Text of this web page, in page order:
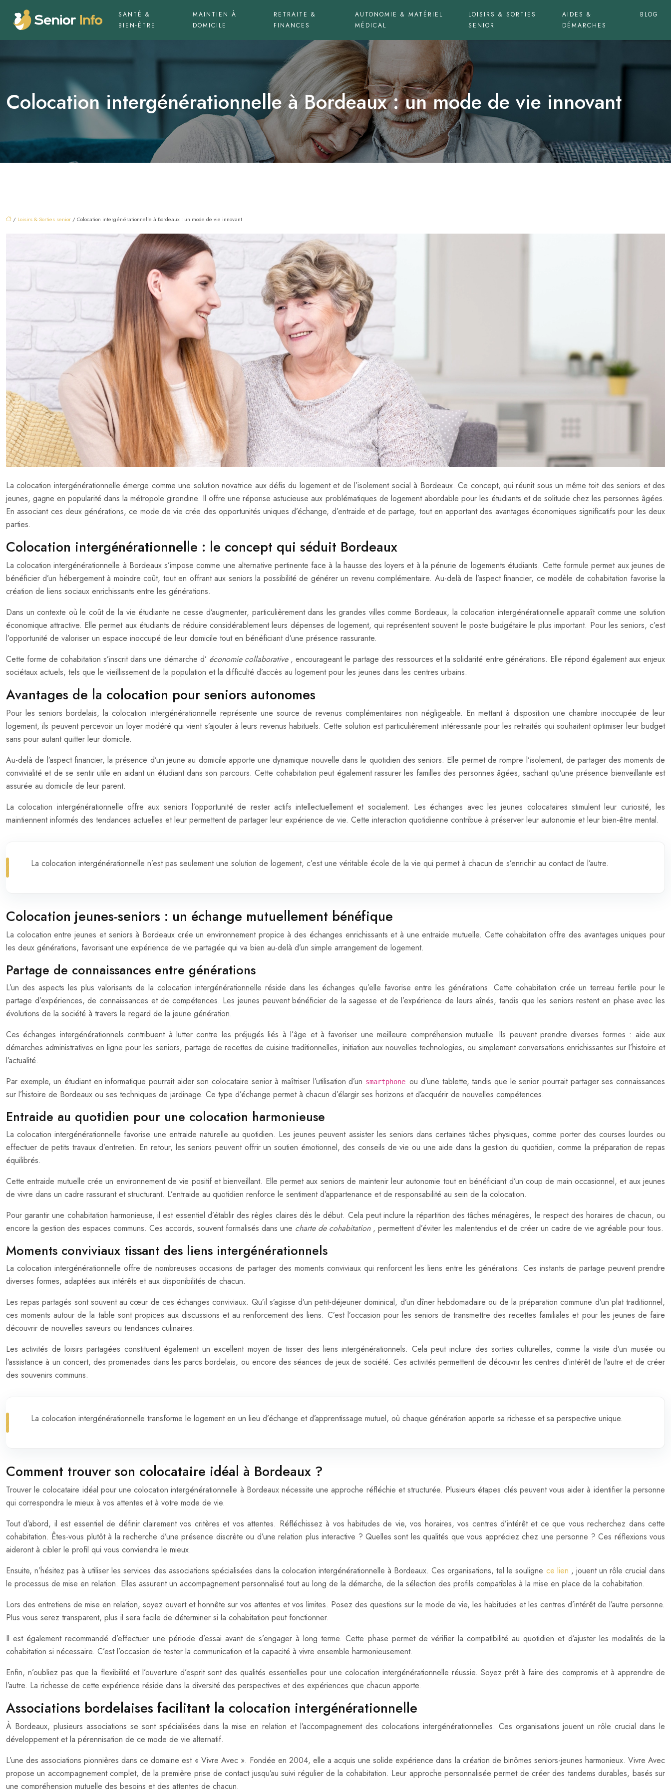
SANTÉ &
BIEN-ÊTRE
MAINTIEN À
DOMICILE
RETRAITE &
FINANCES
AUTONOMIE & MATÉRIEL
MÉDICAL
LOISIRS & SORTIES
SENIOR
AIDES &
DÉMARCHES
BLOG
Colocation intergénérationnelle à Bordeaux : un mode de vie innovant
/ Loisirs & Sorties senior / Colocation intergénérationnelle à Bordeaux : un mode de vie innovant
La colocation intergénérationnelle émerge comme une solution novatrice aux défis du logement et de l’isolement social à Bordeaux. Ce concept, qui réunit sous un même toit des seniors et des
jeunes, gagne en popularité dans la métropole girondine. Il offre une réponse astucieuse aux problématiques de logement abordable pour les étudiants et de solitude chez les personnes âgées.
En associant ces deux générations, ce mode de vie crée des opportunités uniques d’échange, d’entraide et de partage, tout en apportant des avantages économiques significatifs pour les deux
parties.
Colocation intergénérationnelle : le concept qui séduit Bordeaux
La colocation intergénérationnelle à Bordeaux s’impose comme une alternative pertinente face à la hausse des loyers et à la pénurie de logements étudiants. Cette formule permet aux jeunes de
bénéficier d’un hébergement à moindre coût, tout en offrant aux seniors la possibilité de générer un revenu complémentaire. Au-delà de l’aspect financier, ce modèle de cohabitation favorise la
création de liens sociaux enrichissants entre les générations.
Dans un contexte où le coût de la vie étudiante ne cesse d’augmenter, particulièrement dans les grandes villes comme Bordeaux, la colocation intergénérationnelle apparaît comme une solution
économique attractive. Elle permet aux étudiants de réduire considérablement leurs dépenses de logement, qui représentent souvent le poste budgétaire le plus important. Pour les seniors, c’est
l’opportunité de valoriser un espace inoccupé de leur domicile tout en bénéficiant d’une présence rassurante.
Cette forme de cohabitation s’inscrit dans une démarche d’ économie collaborative , encourageant le partage des ressources et la solidarité entre générations. Elle répond également aux enjeux
sociétaux actuels, tels que le vieillissement de la population et la difficulté d’accès au logement pour les jeunes dans les centres urbains.
Avantages de la colocation pour seniors autonomes
Pour les seniors bordelais, la colocation intergénérationnelle représente une source de revenus complémentaires non négligeable. En mettant à disposition une chambre inoccupée de leur
logement, ils peuvent percevoir un loyer modéré qui vient s’ajouter à leurs revenus habituels. Cette solution est particulièrement intéressante pour les retraités qui souhaitent optimiser leur budget
sans pour autant quitter leur domicile.
Au-delà de l’aspect financier, la présence d’un jeune au domicile apporte une dynamique nouvelle dans le quotidien des seniors. Elle permet de rompre l’isolement, de partager des moments de
convivialité et de se sentir utile en aidant un étudiant dans son parcours. Cette cohabitation peut également rassurer les familles des personnes âgées, sachant qu’une présence bienveillante est
assurée au domicile de leur parent.
La colocation intergénérationnelle offre aux seniors l’opportunité de rester actifs intellectuellement et socialement. Les échanges avec les jeunes colocataires stimulent leur curiosité, les
maintiennent informés des tendances actuelles et leur permettent de partager leur expérience de vie. Cette interaction quotidienne contribue à préserver leur autonomie et leur bien-être mental.
La colocation intergénérationnelle n’est pas seulement une solution de logement, c’est une véritable école de la vie qui permet à chacun de s’enrichir au contact de l’autre.
Colocation jeunes-seniors : un échange mutuellement bénéfique
La colocation entre jeunes et seniors à Bordeaux crée un environnement propice à des échanges enrichissants et à une entraide mutuelle. Cette cohabitation offre des avantages uniques pour
les deux générations, favorisant une expérience de vie partagée qui va bien au-delà d’un simple arrangement de logement.
Partage de connaissances entre générations
L’un des aspects les plus valorisants de la colocation intergénérationnelle réside dans les échanges qu’elle favorise entre les générations. Cette cohabitation crée un terreau fertile pour le
partage d’expériences, de connaissances et de compétences. Les jeunes peuvent bénéficier de la sagesse et de l’expérience de leurs aînés, tandis que les seniors restent en phase avec les
évolutions de la société à travers le regard de la jeune génération.
Ces échanges intergénérationnels contribuent à lutter contre les préjugés liés à l’âge et à favoriser une meilleure compréhension mutuelle. Ils peuvent prendre diverses formes : aide aux
démarches administratives en ligne pour les seniors, partage de recettes de cuisine traditionnelles, initiation aux nouvelles technologies, ou simplement conversations enrichissantes sur l’histoire et
l’actualité.
Par exemple, un étudiant en informatique pourrait aider son colocataire senior à maîtriser l’utilisation d’un smartphoneou d’une tablette, tandis que le senior pourrait partager ses connaissances
sur l’histoire de Bordeaux ou ses techniques de jardinage. Ce type d’échange permet à chacun d’élargir ses horizons et d’acquérir de nouvelles compétences.
Entraide au quotidien pour une colocation harmonieuse
La colocation intergénérationnelle favorise une entraide naturelle au quotidien. Les jeunes peuvent assister les seniors dans certaines tâches physiques, comme porter des courses lourdes ou
effectuer de petits travaux d’entretien. En retour, les seniors peuvent offrir un soutien émotionnel, des conseils de vie ou une aide dans la gestion du quotidien, comme la préparation de repas
équilibrés.
Cette entraide mutuelle crée un environnement de vie positif et bienveillant. Elle permet aux seniors de maintenir leur autonomie tout en bénéficiant d’un coup de main occasionnel, et aux jeunes
de vivre dans un cadre rassurant et structurant. L’entraide au quotidien renforce le sentiment d’appartenance et de responsabilité au sein de la colocation.
Pour garantir une cohabitation harmonieuse, il est essentiel d’établir des règles claires dès le début. Cela peut inclure la répartition des tâches ménagères, le respect des horaires de chacun, ou
encore la gestion des espaces communs. Ces accords, souvent formalisés dans une charte de cohabitation , permettent d’éviter les malentendus et de créer un cadre de vie agréable pour tous.
Moments conviviaux tissant des liens intergénérationnels
La colocation intergénérationnelle offre de nombreuses occasions de partager des moments conviviaux qui renforcent les liens entre les générations. Ces instants de partage peuvent prendre
diverses formes, adaptées aux intérêts et aux disponibilités de chacun.
Les repas partagés sont souvent au cœur de ces échanges conviviaux. Qu’il s’agisse d’un petit-déjeuner dominical, d’un dîner hebdomadaire ou de la préparation commune d’un plat traditionnel,
ces moments autour de la table sont propices aux discussions et au renforcement des liens. C’est l’occasion pour les seniors de transmettre des recettes familiales et pour les jeunes de faire
découvrir de nouvelles saveurs ou tendances culinaires.
Les activités de loisirs partagées constituent également un excellent moyen de tisser des liens intergénérationnels. Cela peut inclure des sorties culturelles, comme la visite d’un musée ou
l’assistance à un concert, des promenades dans les parcs bordelais, ou encore des séances de jeux de société. Ces activités permettent de découvrir les centres d’intérêt de l’autre et de créer
des souvenirs communs.
La colocation intergénérationnelle transforme le logement en un lieu d’échange et d’apprentissage mutuel, où chaque génération apporte sa richesse et sa perspective unique.
Comment trouver son colocataire idéal à Bordeaux ?
Trouver le colocataire idéal pour une colocation intergénérationnelle à Bordeaux nécessite une approche réfléchie et structurée. Plusieurs étapes clés peuvent vous aider à identifier la personne
qui correspondra le mieux à vos attentes et à votre mode de vie.
Tout d’abord, il est essentiel de définir clairement vos critères et vos attentes. Réfléchissez à vos habitudes de vie, vos horaires, vos centres d’intérêt et ce que vous recherchez dans cette
cohabitation. Êtes-vous plutôt à la recherche d’une présence discrète ou d’une relation plus interactive ? Quelles sont les qualités que vous appréciez chez une personne ? Ces réflexions vous
aideront à cibler le profil qui vous conviendra le mieux.
Ensuite, n’hésitez pas à utiliser les services des associations spécialisées dans la colocation intergénérationnelle à Bordeaux. Ces organisations, tel le souligne ce lien , jouent un rôle crucial dans
le processus de mise en relation. Elles assurent un accompagnement personnalisé tout au long de la démarche, de la sélection des profils compatibles à la mise en place de la cohabitation.
Lors des entretiens de mise en relation, soyez ouvert et honnête sur vos attentes et vos limites. Posez des questions sur le mode de vie, les habitudes et les centres d’intérêt de l’autre personne.
Plus vous serez transparent, plus il sera facile de déterminer si la cohabitation peut fonctionner.
Il est également recommandé d’effectuer une période d’essai avant de s’engager à long terme. Cette phase permet de vérifier la compatibilité au quotidien et d’ajuster les modalités de la
cohabitation si nécessaire. C’est l’occasion de tester la communication et la capacité à vivre ensemble harmonieusement.
Enfin, n’oubliez pas que la flexibilité et l’ouverture d’esprit sont des qualités essentielles pour une colocation intergénérationnelle réussie. Soyez prêt à faire des compromis et à apprendre de
l’autre. La richesse de cette expérience réside dans la diversité des perspectives et des expériences que chacun apporte.
Associations bordelaises facilitant la colocation intergénérationnelle
À Bordeaux, plusieurs associations se sont spécialisées dans la mise en relation et l’accompagnement des colocations intergénérationnelles. Ces organisations jouent un rôle crucial dans le
développement et la pérennisation de ce mode de vie alternatif.
L’une des associations pionnières dans ce domaine est « Vivre Avec ». Fondée en 2004, elle a acquis une solide expérience dans la création de binômes seniors-jeunes harmonieux. Vivre Avec
propose un accompagnement complet, de la première prise de contact jusqu’au suivi régulier de la cohabitation. Leur approche personnalisée permet de créer des tandems durables, basés sur
une compréhension mutuelle des besoins et des attentes de chacun.